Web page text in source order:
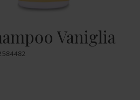
Vaniglia